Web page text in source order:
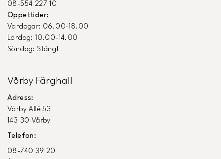
08-554 227 10
Öppettider:
Vardagar: 06.00-18.00
Lördag: 10.00-14.00
Söndag: Stängt
Vårby Färghall
Adress:
Vårby Allé 53
143 30 Vårby
Telefon:
08-740 39 20